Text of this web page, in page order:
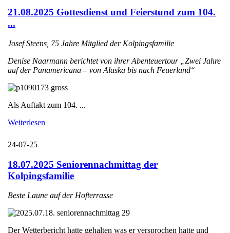
21.08.2025 Gottesdienst und Feierstund zum 104.
...
Josef Steens, 75 Jahre Mitglied der Kolpingsfamilie
Denise Naarmann berichtet von ihrer Abenteuertour „Zwei Jahre
auf der Panamericana – von Alaska bis nach Feuerland“
Als Auftakt zum 104. ...
Weiterlesen
24-07-25
18.07.2025 Seniorennachmittag der
Kolpingsfamilie
Beste Laune auf der Hofterrasse
Der Wetterbericht hatte gehalten was er versprochen hatte und